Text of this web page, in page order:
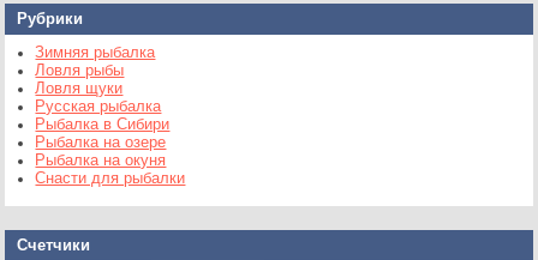
Рубрики
Зимняя рыбалка
Ловля рыбы
Ловля щуки
Русская рыбалка
Рыбалка в Сибири
Рыбалка на озере
Рыбалка на окуня
Снасти для рыбалки
Счетчики